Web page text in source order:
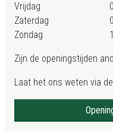
Vrijdag
Zaterdag
Zondag
Zijn de openingstijden
Laat het ons weten via